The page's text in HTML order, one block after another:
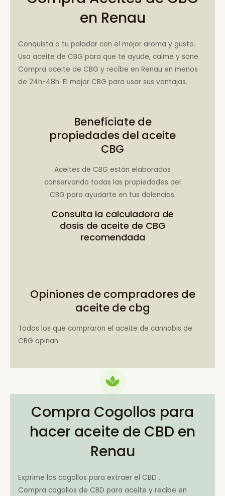
en Renau
Conquista a tu paladar con el mejor aroma y gusto.
Usa aceite de CBG para que te ayude, calme y sane.
Compra aceite de CBG y recíbe en Renau en menos
de 24h-48h. El mejor CBG para usar sus ventajas.
Benefíciate de
propiedades del aceite
CBG
Aceites de CBG están elaborados
conservando todas las propiedades del
CBG para ayudarte en tus dolencias.
Consulta la calculadora de
dosis de aceite de CBG
recomendada
Opiniones de compradores de
aceite de cbg
Todos los que compraron el aceite de cannabis de
CBG opinan:
Compra Cogollos para
hacer aceite de CBD en
Renau
Exprime los cogollos para extraer el CBD .
Compra cogollos de CBD para aceite y recibe en